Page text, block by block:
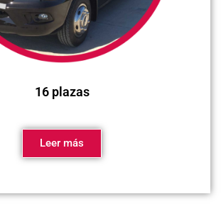
16 plazas
Leer más